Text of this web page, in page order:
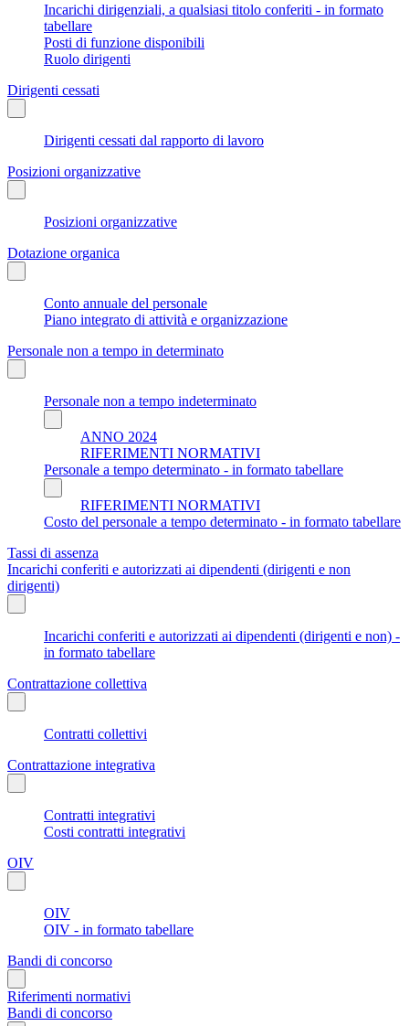
Incarichi dirigenziali, a qualsiasi titolo conferiti - in formato
tabellare
Posti di funzione disponibili
Ruolo dirigenti
Dirigenti cessati
Dirigenti cessati dal rapporto di lavoro
Posizioni organizzative
Posizioni organizzative
Dotazione organica
Conto annuale del personale
Piano integrato di attività e organizzazione
Personale non a tempo in determinato
Personale non a tempo indeterminato
ANNO 2024
RIFERIMENTI NORMATIVI
Personale a tempo determinato - in formato tabellare
RIFERIMENTI NORMATIVI
Costo del personale a tempo determinato - in formato tabellare
Tassi di assenza
Incarichi conferiti e autorizzati ai dipendenti (dirigenti e non
dirigenti)
Incarichi conferiti e autorizzati ai dipendenti (dirigenti e non) -
in formato tabellare
Contrattazione collettiva
Contratti collettivi
Contrattazione integrativa
Contratti integrativi
Costi contratti integrativi
OIV
OIV
OIV - in formato tabellare
Bandi di concorso
Riferimenti normativi
Bandi di concorso